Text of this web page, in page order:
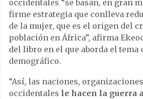
occidentales “se basan, en gran
firme estrategia que conlleva
de la mujer, que es el origen del
población en África”, afirma
del libro en el que aborda el tema
demográfico.
“Así, las naciones,
occidentales le hacen la guerra